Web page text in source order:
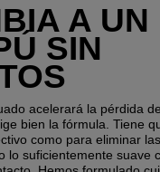
A UN
SIN
acelerará la pérdida
bien la fórmula. Tiene
como para eliminar
lo suficientemente suave